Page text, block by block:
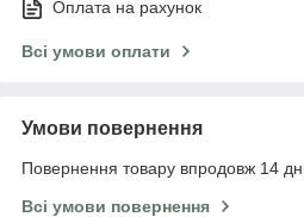
Оплата на рахунок
Всі умови оплати
Умови повернення
Повернення товару впродовж 14
Всі умови повернення